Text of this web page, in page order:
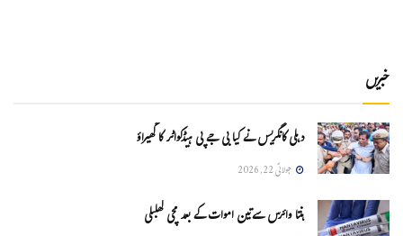
خبریں
دہلی کانگریس نے کیا بی جے پی ہیڈکواٹر کا گھیراؤ
جولائی 22, 2026
ہنتا وائرس سےتین اموات کے بعد مچی کھلبلی